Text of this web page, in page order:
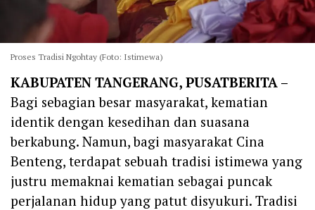
Proses Tradisi Ngohtay (Foto: Istimewa)
KABUPATEN TANGERANG, PUSATBERITA –
Bagi sebagian besar masyarakat, kematian
identik dengan kesedihan dan suasana
berkabung. Namun, bagi masyarakat Cina
Benteng, terdapat sebuah tradisi istimewa yang
justru memaknai kematian sebagai puncak
perjalanan hidup yang patut disyukuri. Tradisi